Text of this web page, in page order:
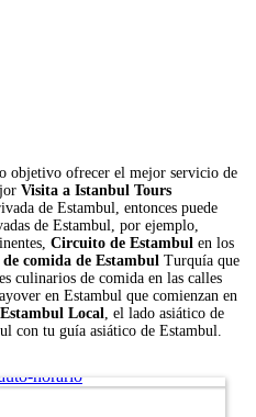
objetivo ofrecer el mejor servicio de
Visita a Istanbul Tours
de Estambul, entonces puede
de Estambul, por ejemplo,
Circuito de Estambul en los
comida de Estambul Turquía que
culinarios de comida en las calles
en Estambul que comienzan en
Local , el lado asiático de
con tu guía asiático de Estambul.